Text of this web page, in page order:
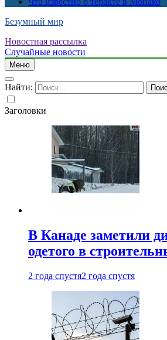
Безумный мир
Новостная рассылка
Случайные новости
Меню
Найти:
Заголовки
В Канаде заметили
одетого в
2 года спустя2 года спустя